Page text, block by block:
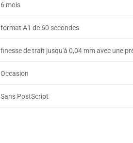
6 mois
format A1 de 60 secondes
finesse de trait jusqu'à 0,04 mm avec une
Occasion
Sans PostScript